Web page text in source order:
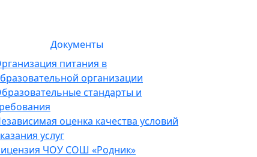
Документы
питания в
организации
стандарты и
оценка качества условий
услуг
ЧОУ СОШ «Родник»